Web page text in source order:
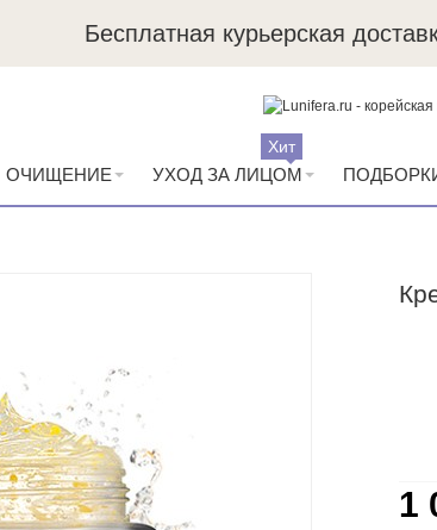
Бесплатная курьерская
Пробники в
ОЧИЩЕНИЕ УХОД ЗА ЛИЦОМ
Хит
1